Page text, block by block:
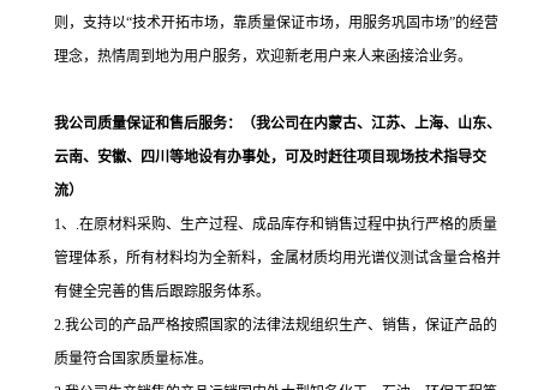
则，支持以“技术开拓市场，靠质量保证市场，用服务巩固市场”的经营
理念，热情周到地为用户服务，欢迎新老用户来人来函接洽业务。
我公司质量保证和售后服务：
（我公司在内蒙古、江苏、上海、山东、
云南、安徽、四川等地设有办事处，可及时赶往项目现场技术指导交
流）
1、 .在原材料采购、生产过程、成品库存和销售过程中执行严格的质量
管理体系，所有材料均为全新料， 金属材质均用光谱仪测试含量合格并
有健全完善的售后跟踪服务体系。
2.我公司的产品严格按照国家的法律法规组织生产、销售，保证产品的
质量符合国家质量标准。